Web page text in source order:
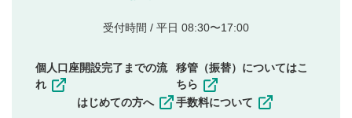
他者の権利（商標、著作権、その他の知的財産
同一内容の多重投稿
その他当社が不適切と判断した投稿
一度投稿した評価およびコメントの変更・削除はできま
受付時間 / 平日 08:30〜17:00
個人口座開設完了までの流
れ
はじめての方へ
移管（振替）についてはこ
ちら
手数料について